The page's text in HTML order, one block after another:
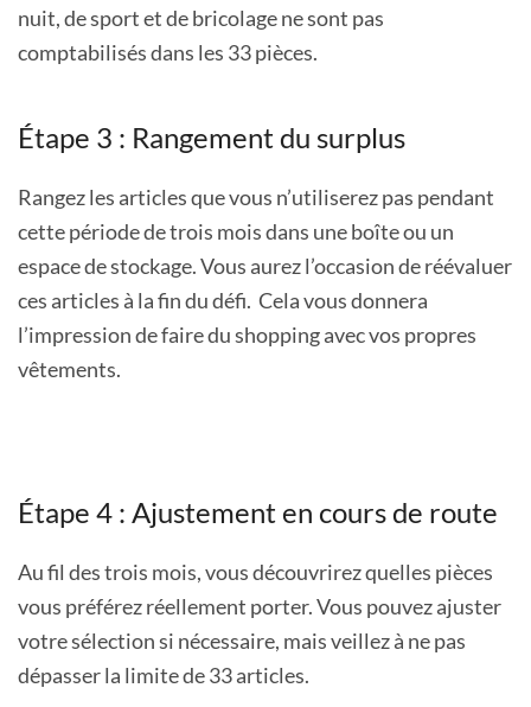
nuit, de sport et de bricolage ne sont pas
comptabilisés dans les 33 pièces.
Étape 3 : Rangement du surplus
Rangez les articles que vous n’utiliserez pas pendant
cette période de trois mois dans une boîte ou un
espace de stockage. Vous aurez l’occasion de réévaluer
ces articles à la fin du défi. Cela vous donnera
l’impression de faire du shopping avec vos propres
vêtements.
Étape 4 : Ajustement en cours de route
Au fil des trois mois, vous découvrirez quelles pièces
vous préférez réellement porter. Vous pouvez ajuster
votre sélection si nécessaire, mais veillez à ne pas
dépasser la limite de 33 articles.